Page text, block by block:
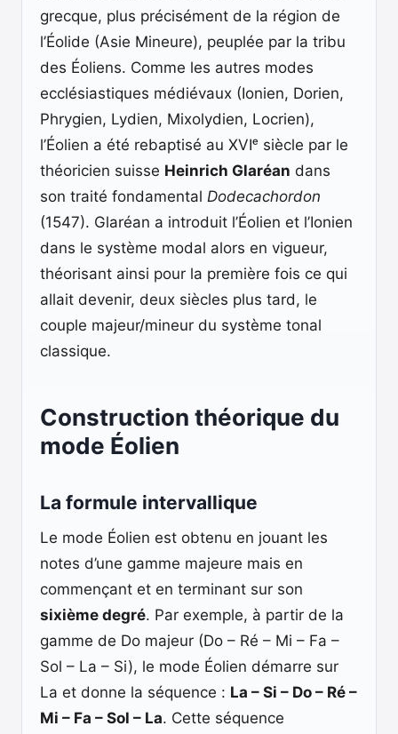
grecque, plus précisément de la région de
l’Éolide (Asie Mineure), peuplée par la tribu
des Éoliens. Comme les autres modes
ecclésiastiques médiévaux (Ionien, Dorien,
Phrygien, Lydien, Mixolydien, Locrien),
l’Éolien a été rebaptisé au XVIᵉ siècle par le
théoricien suisse Heinrich Glaréan dans
son traité fondamental Dodecachordon
(1547). Glaréan a introduit l’Éolien et l’Ionien
dans le système modal alors en vigueur,
théorisant ainsi pour la première fois ce qui
allait devenir, deux siècles plus tard, le
couple majeur/mineur du système tonal
classique.
Construction théorique du
mode Éolien
La formule intervallique
Le mode Éolien est obtenu en jouant les
notes d’une gamme majeure mais en
commençant et en terminant sur son
sixième degré. Par exemple, à partir de la
gamme de Do majeur (Do – Ré – Mi – Fa –
Sol – La – Si), le mode Éolien démarre sur
La et donne la séquence : La – Si – Do – Ré –
Mi – Fa – Sol – La. Cette séquence